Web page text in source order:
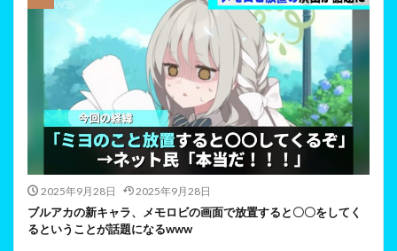
2025年9月28日 2025年9月28日
ブルアカの新キャラ、メモロビの画面で放置すると〇〇をしてく
るということが話題になるwww